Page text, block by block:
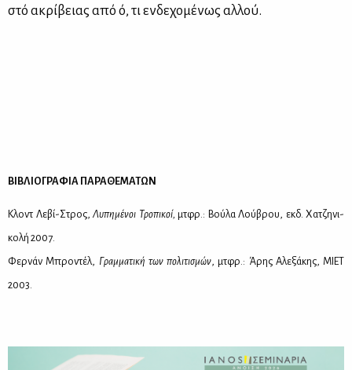
στό ακρί­βειας από ό, τι εν­δε­χο­μέ­νως αλ­λού.
ΒΙΒΛΙΟΓΡΑΦΙΑ ΠΑΡΑΘΕΜΑΤΩΝ
Κλοντ Λε­βί-Στρος, Λυ­πη­μέ­νοι Τρο­πι­κοί, μτ­φρ.: Βού­λα Λού­βρου, εκδ. Χα­τζη­νι­
κο­λή 2007.
Φερ­νάν Μπρο­ντέλ, Γραμ­μα­τι­κή των πο­λι­τι­σμών, μτ­φρ.: Άρης Αλε­ξά­κης, ΜΙΕΤ
2003.